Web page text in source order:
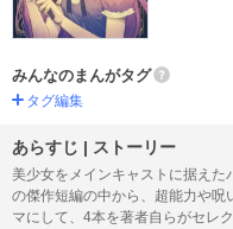
みんなのまんがタグ
タグ編集
あらすじ | ストーリー
美少女をメインキャストに据え
の傑作短編の中から、超能力や呪
マにして、4本を著者自らがセレ